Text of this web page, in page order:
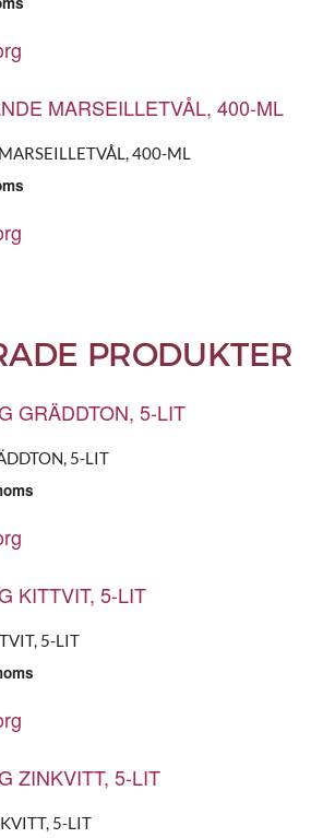
400-ML
PRODUKTER
5-LIT
5-LIT
5-LIT